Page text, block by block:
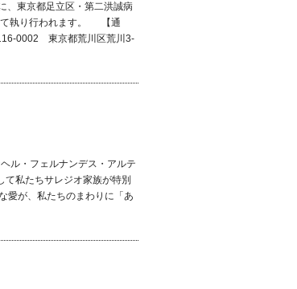
、東京都足立区・第二洪誠病
て執り行われます。 【通
0002 東京都荒川区荒川3-
ル・フェルナンデス・アルテ
私たちサレジオ家族が特別
愛が、私たちのまわりに「あ